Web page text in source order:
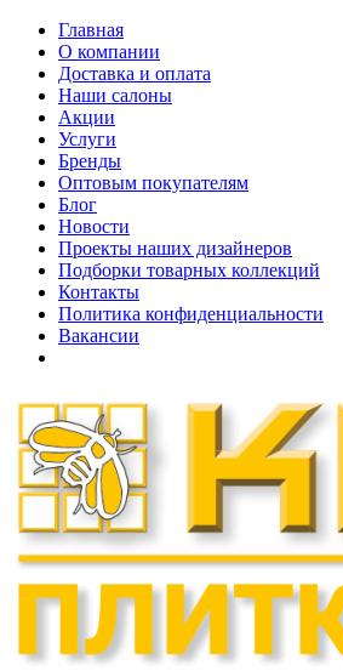
Главная
О компании
Доставка и оплата
Наши cалоны
Акции
Услуги
Бренды
Оптовым покупателям
Блог
Новости
Проекты наших дизайнеров
Подборки товарных коллекций
Контакты
Политика конфиденциальности
Вакансии